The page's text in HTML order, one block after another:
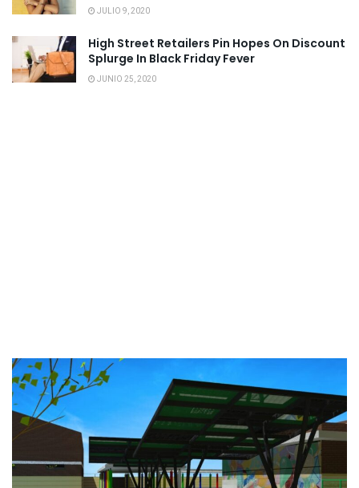
JULIO 9, 2020
High Street Retailers Pin Hopes On Discount
Splurge In Black Friday Fever
JUNIO 25, 2020